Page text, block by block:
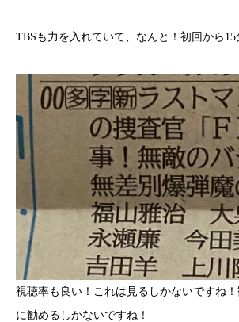
TBSも力を入れていて、なんと！初回から15
視聴率も良い！これは見るしかないですね
に勧めるしかないですね！